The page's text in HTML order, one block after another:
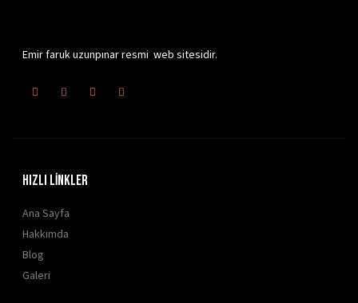
Emir faruk uzunpınar resmi web sitesidir.
HIZLI LİNKLER
Ana Sayfa
Hakkımda
Blog
Galeri